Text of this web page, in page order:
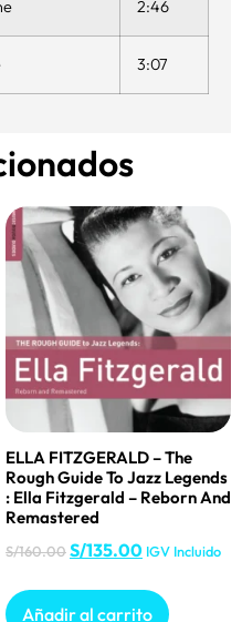
2:46
3:07
ELLA FITZGERALD – The
Rough Guide To Jazz Legends
: Ella Fitzgerald – Reborn And
Remastered
S/160.00S/135.00 IGV Incluido
Añadir al carrito